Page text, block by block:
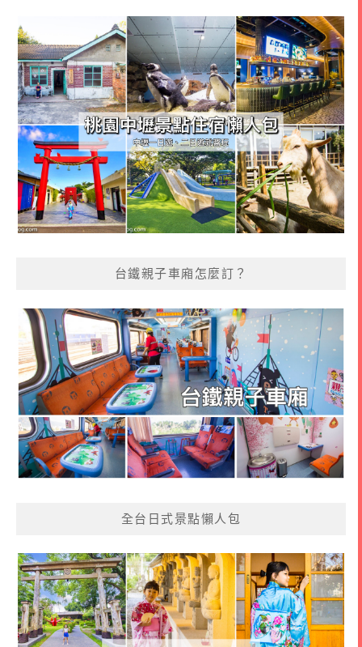
台鐵親子車廂怎麼訂？
全台日式景點懶人包